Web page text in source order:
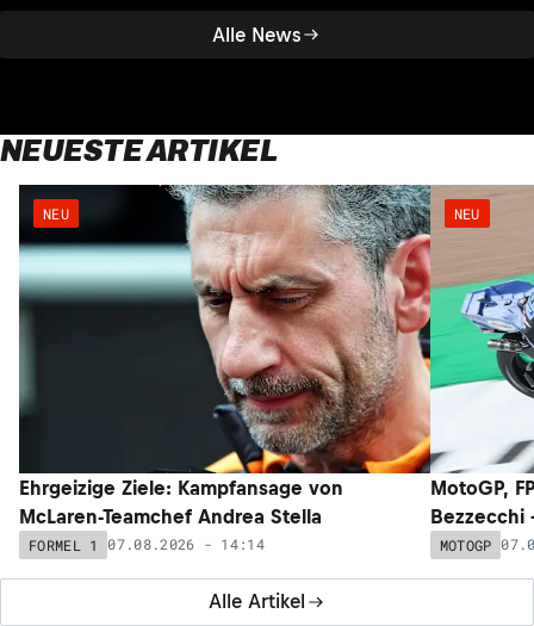
Alle News
NEUESTE ARTIKEL
Alle Artikel
NEU
Ehrgeizige Ziele: Kampfansage von
McLaren-Teamchef Andrea Stella
FORMEL 1 07.08.2026 - 14:14
NEU
MotoGP,
Bezzecchi
MOTOGP